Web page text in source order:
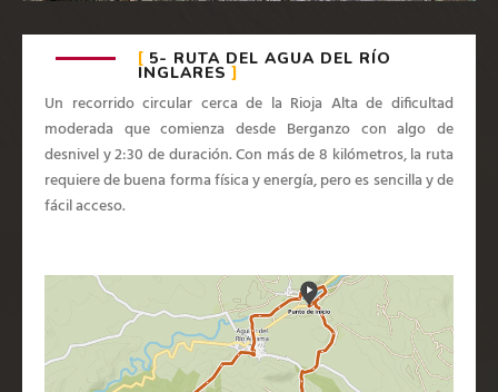
5- RUTA DEL AGUA DEL RÍO
INGLARES
Un recorrido circular cerca de la Rioja Alta de dificultad
moderada que comienza desde Berganzo con algo de
desnivel y 2:30 de duración. Con más de 8 kilómetros, la ruta
requiere de buena forma física y energía, pero es sencilla y de
fácil acceso.